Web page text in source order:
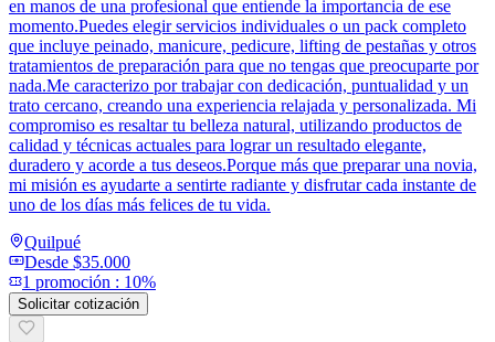
en manos de una profesional que entiende la importancia de ese
momento.Puedes elegir servicios individuales o un pack completo
que incluye peinado, manicure, pedicure, lifting de pestañas y otros
tratamientos de preparación para que no tengas que preocuparte por
nada.Me caracterizo por trabajar con dedicación, puntualidad y un
trato cercano, creando una experiencia relajada y personalizada. Mi
compromiso es resaltar tu belleza natural, utilizando productos de
calidad y técnicas actuales para lograr un resultado elegante,
duradero y acorde a tus deseos.Porque más que preparar una novia,
mi misión es ayudarte a sentirte radiante y disfrutar cada instante de
uno de los días más felices de tu vida.
Quilpué
Desde $35.000
1 promoción : 10%
Solicitar cotización